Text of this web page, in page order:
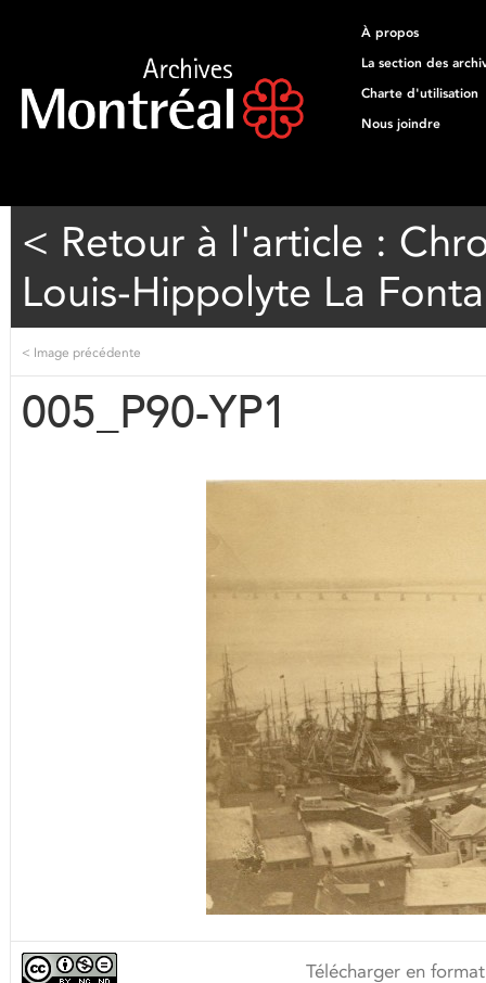
À propos
La section des
Charte d'utilisation
Nous joindre
< Retour à l'article :
Louis-Hippolyte La
< Image précédente
005_P90-YP1
Télécharger en